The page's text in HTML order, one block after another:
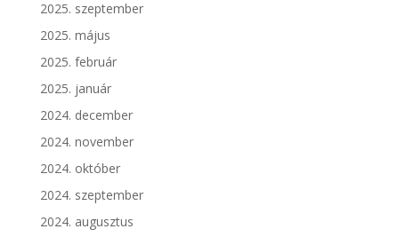
2025. szeptember
2025. május
2025. február
2025. január
2024. december
2024. november
2024. október
2024. szeptember
2024. augusztus